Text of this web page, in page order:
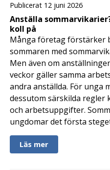
Publicerat 12 juni 2026
Anställa
koll på
Många företag förstärker
sommaren med
Men även om
veckor gäller samma
andra anställda. För unga
dessutom särskilda
och arbetsuppgifter.
ungdomar det första
Läs mer